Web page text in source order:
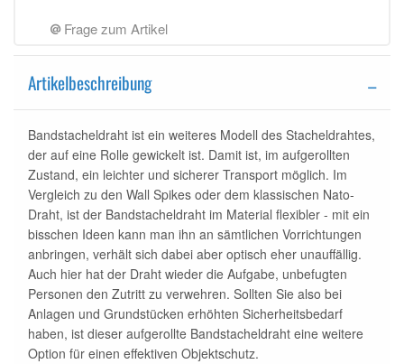
Frage zum Artikel
Artikelbeschreibung
Bandstacheldraht ist ein weiteres Modell des Stacheldrahtes,
der auf eine Rolle gewickelt ist. Damit ist, im aufgerollten
Zustand, ein leichter und sicherer Transport möglich. Im
Vergleich zu den Wall Spikes oder dem klassischen Nato-
Draht, ist der Bandstacheldraht im Material flexibler - mit ein
bisschen Ideen kann man ihn an sämtlichen Vorrichtungen
anbringen, verhält sich dabei aber optisch eher unauffällig.
Auch hier hat der Draht wieder die Aufgabe, unbefugten
Personen den Zutritt zu verwehren. Sollten Sie also bei
Anlagen und Grundstücken erhöhten Sicherheitsbedarf
haben, ist dieser aufgerollte Bandstacheldraht eine weitere
Option für einen effektiven Objektschutz.